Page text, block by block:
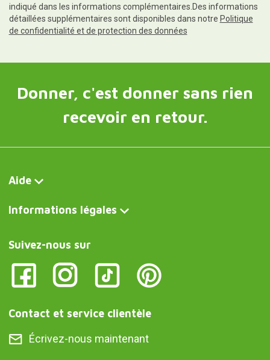
indiqué dans les informations complémentaires.Des informations
détaillées supplémentaires sont disponibles dans notre Politique
de confidentialité et de protection des données
Donner, c'est donner sans rien
recevoir en retour.
Aide
Informations légales
Suivez-nous sur
Contact et service clientèle
Écrivez-nous maintenant